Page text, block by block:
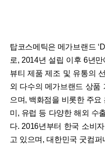
탑코스메틱은 메가브랜드
로, 2014년 설립 이후 6년
뷰티 제품 제조 및 유통의
외 다수의 메가브랜드 상품
으며, 백화점을 비롯한 주
미, 유럽 등 다양한 해외 수
다. 2016년부터 한국 소비
고 있으며, 대한민국 굿컴